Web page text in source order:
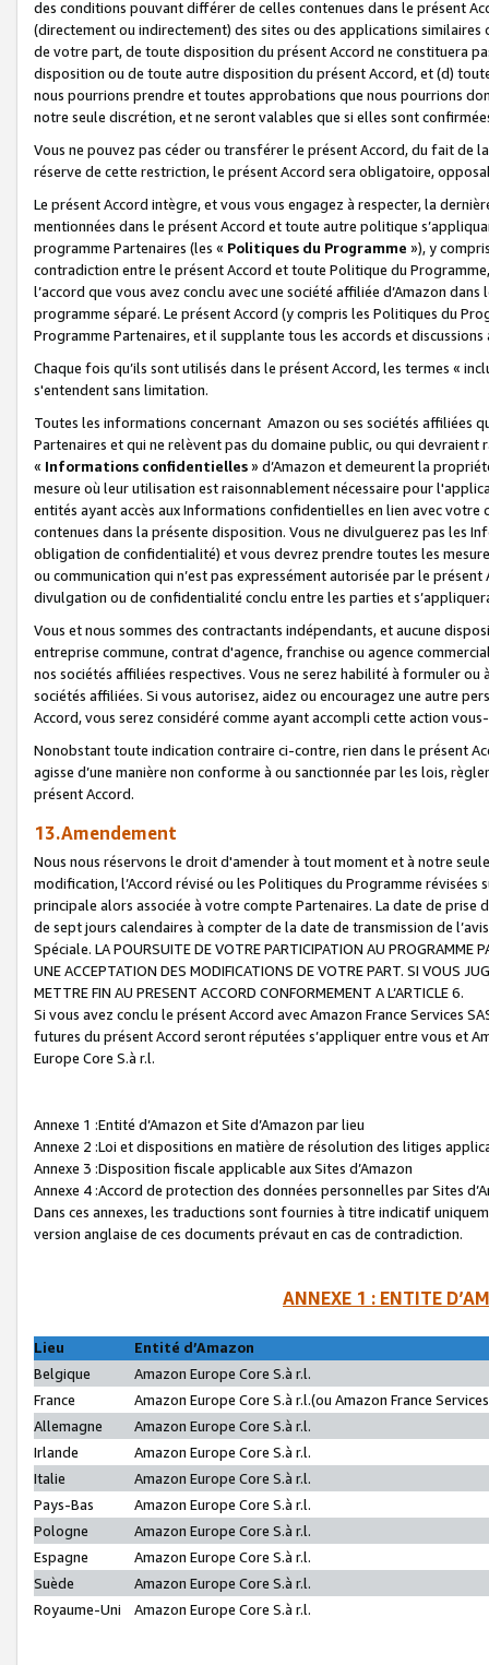
des conditions pouvant différer de celles contenues dans le présent
(directement ou indirectement) des sites ou des applications
de votre part, de toute disposition du présent Accord ne constituera
disposition ou de toute autre disposition du présent Accord, et (d)
nous pourrions prendre et toutes approbations que nous pourrions
notre seule discrétion, et ne seront valables que si elles sont
Vous ne pouvez pas céder ou transférer le présent Accord, du fait de
réserve de cette restriction, le présent Accord sera obligatoire,
Le présent Accord intègre, et vous vous engagez à respecter, la
mentionnées dans le présent Accord et toute autre politique
programme Partenaires (les « Politiques du Programme »), y
contradiction entre le présent Accord et toute Politique du
l’accord que vous avez conclu avec une société affiliée d’Amazon
programme séparé. Le présent Accord (y compris les Politiques du
Programme Partenaires, et il supplante tous les accords et discussions
Chaque fois qu’ils sont utilisés dans le présent Accord, les termes «
s'entendent sans limitation.
Toutes les informations concernant Amazon ou ses sociétés affiliées
Partenaires et qui ne relèvent pas du domaine public, ou qui
« Informations confidentielles» d’Amazon et demeurent la
mesure où leur utilisation est raisonnablement nécessaire pour
entités ayant accès aux Informations confidentielles en lien avec
contenues dans la présente disposition. Vous ne divulguerez pas les
obligation de confidentialité) et vous devrez prendre toutes les
ou communication qui n’est pas expressément autorisée par le
divulgation ou de confidentialité conclu entre les parties et
Vous et nous sommes des contractants indépendants, et aucune
entreprise commune, contrat d'agence, franchise ou agence
nos sociétés affiliées respectives. Vous ne serez habilité à formuler
sociétés affiliées. Si vous autorisez, aidez ou encouragez une autre
Accord, vous serez considéré comme ayant accompli cette action
Nonobstant toute indication contraire ci-contre, rien dans le présent
agisse d’une manière non conforme à ou sanctionnée par les lois,
présent Accord.
13.Amendement
Nous nous réservons le droit d'amender à tout moment et à notre
modification, l’Accord révisé ou les Politiques du Programme
principale alors associée à votre compte Partenaires. La date de
de sept jours calendaires à compter de la date de transmission de
Spéciale. LA POURSUITE DE VOTRE PARTICIPATION AU PROGRAMME
UNE ACCEPTATION DES MODIFICATIONS DE VOTRE PART. SI VOUS
METTRE FIN AU PRESENT ACCORD CONFORMEMENT A L’ARTICLE 6.
Si vous avez conclu le présent Accord avec Amazon France Services
futures du présent Accord seront réputées s’appliquer entre vous et
Europe Core S.à r.l.
Annexe 1 :Entité d’Amazon et Site d’Amazon par lieu
Annexe 2 :Loi et dispositions en matière de résolution des litiges
Annexe 3 :Disposition fiscale applicable aux Sites d’Amazon
Annexe 4 :Accord de protection des données personnelles par Sites
Dans ces annexes, les traductions sont fournies à titre indicatif
version anglaise de ces documents prévaut en cas de contradiction.
ANNEXE 1 : ENTITE
Lieu
Entité d’Amazon
Belgique
Amazon Europe Core S.à r.l.
France
Amazon Europe Core S.à r.l.(ou Amazon France
Allemagne
Amazon Europe Core S.à r.l.
Irlande
Amazon Europe Core S.à r.l.
Italie
Amazon Europe Core S.à r.l.
Pays-Bas
Amazon Europe Core S.à r.l.
Pologne
Amazon Europe Core S.à r.l.
Espagne
Amazon Europe Core S.à r.l.
Suède
Amazon Europe Core S.à r.l.
Royaume-Uni
Amazon Europe Core S.à r.l.